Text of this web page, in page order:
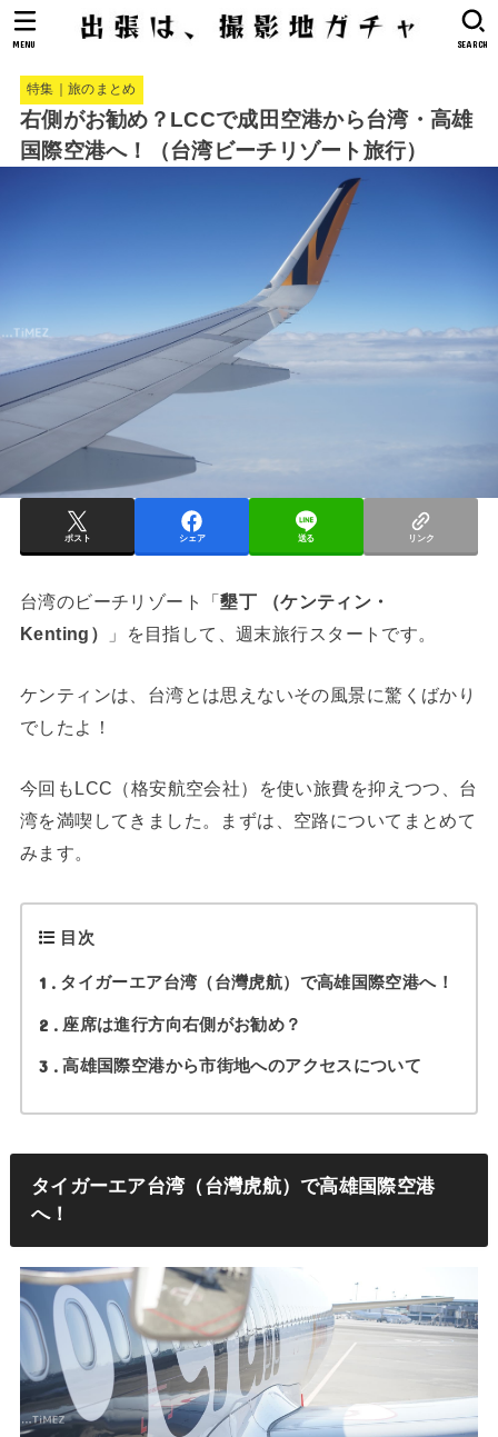
SEARCH
MENU
特集｜旅のまとめ
右側がお勧め？LCCで成田空港から台湾・高雄
国際空港へ！（台湾ビーチリゾート旅行）
ポスト シェア 送る リンク
台湾のビーチリゾート「墾丁 （ケンティン・
Kenting）
」を目指して、週末旅行スタートです。
ケンティンは、台湾とは思えないその風景に驚くばかり
でしたよ！
今回もLCC（格安航空会社）を使い旅費を抑えつつ、台
湾を満喫してきました。まずは、空路についてまとめて
みます。
目次
1 タイガーエア台湾（台灣虎航）で高雄国際空港へ！
2 座席は進行方向右側がお勧め？
3 高雄国際空港から市街地へのアクセスについて
タイガーエア台湾（台灣虎航）で高雄国際空港
へ！